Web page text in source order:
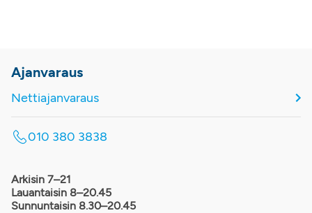
Ajanvaraus
Nettiajanvaraus
010 380 3838
Arkisin 7–21
Lauantaisin 8–20.45
Sunnuntaisin 8.30–20.45